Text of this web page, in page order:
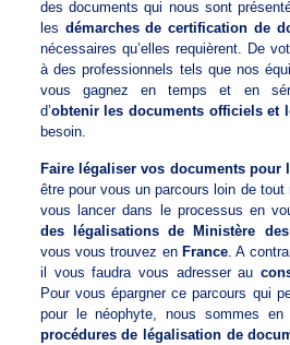
des documents qui nous sont
les démarches de certification de
nécessaires qu’elles requièrent. De
à des professionnels tels que nos
vous gagnez en temps et en
d’obtenir les documents officiels et
besoin.
Faire légaliser vos documents pour
être pour vous un parcours loin de
vous lancer dans le processus en
des légalisations de Ministère
vous vous trouvez en France. A
il vous faudra vous adresser au
Pour vous épargner ce parcours qui
pour le néophyte, nous sommes
procédures de légalisation de